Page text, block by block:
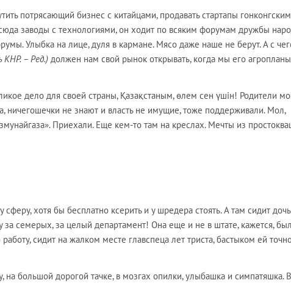
потрясающий бизнес с китайцами, продавать стартапы гонконгским
заводы с технологиями, он ходит по всяким форумам дружбы
Улыбка на лице, дуля в кармане. Мясо даже наше не берут. А с
КНР. – Ред.) должен нам свой рынок открывать, когда мы его агропланы
дело для своей страны, Қазақстаным, өлем сен үшін! Родители
ничегошечки не знают и власть не имущие, тоже поддерживали. Мол,
Приехали. Еще кем-то там на креслах. Мечты из
сферу, хотя бы бесплатно ксерить и у шредера стоять. А там сидит дочь
за семерых, за целый департамент! Она еще и не в штате, кажется,
сидит на жалком месте главспеца лет триста, бастыком ей
большой дорогой тачке, в мозгах опилки, улыбашка и симпатяшка.